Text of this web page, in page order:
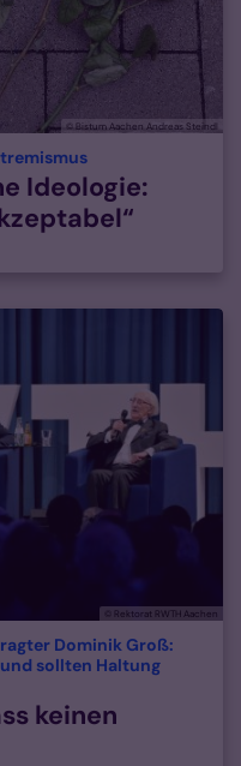
© Bistum Aachen Andreas Steindl
:
Ideologie:
© Rektorat RWTH Aachen
Dominik Groß:
sollten Haltung
keinen